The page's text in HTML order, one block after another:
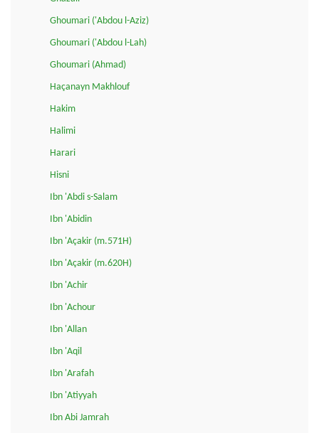
Ghoumari ('Abdou l-Aziz)
Ghoumari ('Abdou l-Lah)
Ghoumari (Ahmad)
Haçanayn Makhlouf
Hakim
Halimi
Harari
Hisni
Ibn 'Abdi s-Salam
Ibn 'Abidin
Ibn 'Açakir (m.571H)
Ibn 'Açakir (m.620H)
Ibn 'Achir
Ibn 'Achour
Ibn 'Allan
Ibn 'Aqil
Ibn 'Arafah
Ibn 'Atiyyah
Ibn Abi Jamrah